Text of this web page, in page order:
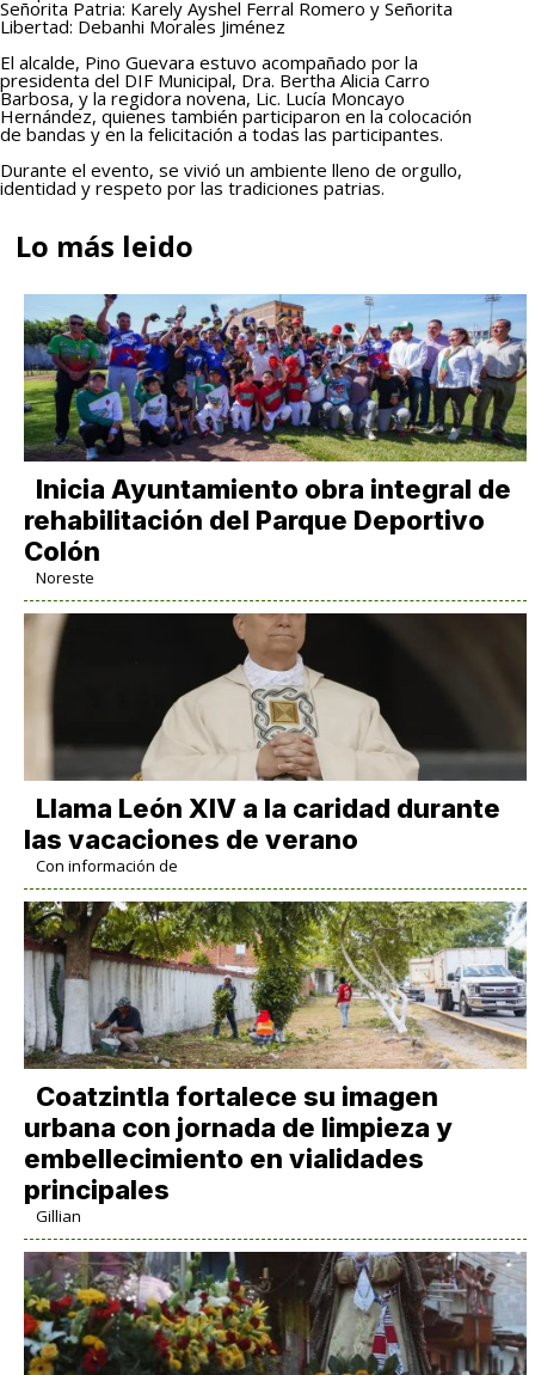
Señorita Patria: Karely Ayshel Ferral Romero y Señorita
Libertad: Debanhi Morales Jiménez
El alcalde, Pino Guevara estuvo acompañado por la
presidenta del DIF Municipal, Dra. Bertha Alicia Carro
Barbosa, y la regidora novena, Lic. Lucía Moncayo
Hernández, quienes también participaron en la colocación
de bandas y en la felicitación a todas las participantes.
Durante el evento, se vivió un ambiente lleno de orgullo,
identidad y respeto por las tradiciones patrias.
Lo más leido
Inicia Ayuntamiento obra integral de
rehabilitación del Parque Deportivo
Colón
Noreste
Llama León XIV a la caridad durante
las vacaciones de verano
Con información de
Coatzintla fortalece su imagen
urbana con jornada de limpieza y
embellecimiento en vialidades
principales
Gillian